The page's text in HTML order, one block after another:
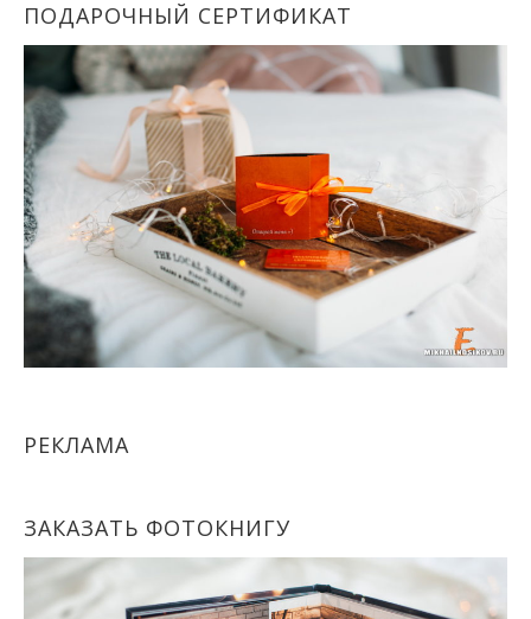
ПОДАРОЧНЫЙ СЕРТИФИКАТ
РЕКЛАМА
ЗАКАЗАТЬ ФОТОКНИГУ